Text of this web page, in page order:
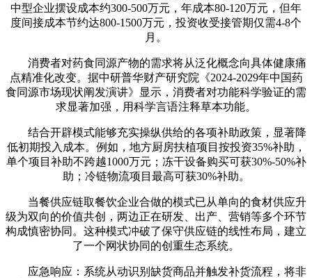
中型企业摆设成本约300-500万元，年成本80-120万元，但年
度间接成本节约达800-1500万元，投资收受接管期仅需4-8个
月。
消费者对药食同源产物的需求将从泛化概念向具体健康痛
点精准化改变。据中研普华财产研究院《2024-2029年中国药
食同源市场现状阐发演讲》显示，消费者对功能科学验证的需
求显著加强，用科学言语注释草本功能。
结合开辟模式能够充实操纵供给的各项补助政策，显著降
低初期投入成本。例如，地方厨房扶植项目按投资35%补助，
单个项目补助不跨越1000万元；冻干设备购买可获30%-50%补
助；冷链物流项目最高可获30%补助。
当餐供应链取餐饮企业合做的模式已从单向的食材供应升
级为双向的价值共创，两边正在研发、出产、营销等多个环节
构成慎密协同。这种模式冲破了保守供应链的线性布局，建立
了一个网状协同的创重生态系统。
应急响应：系统从动识别缺货商品并触发补货流程，将非